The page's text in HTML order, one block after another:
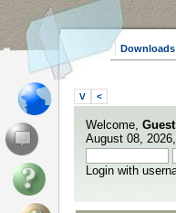
Downloads
V <
Welcome, Guest
August 08,
Login with